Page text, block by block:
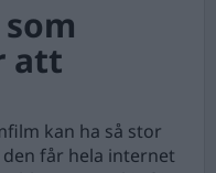
att
kan ha så stor
får hela internet